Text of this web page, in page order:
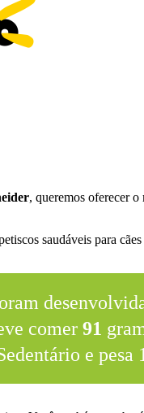
, queremos oferecer
saudáveis para
comer91
e pesa